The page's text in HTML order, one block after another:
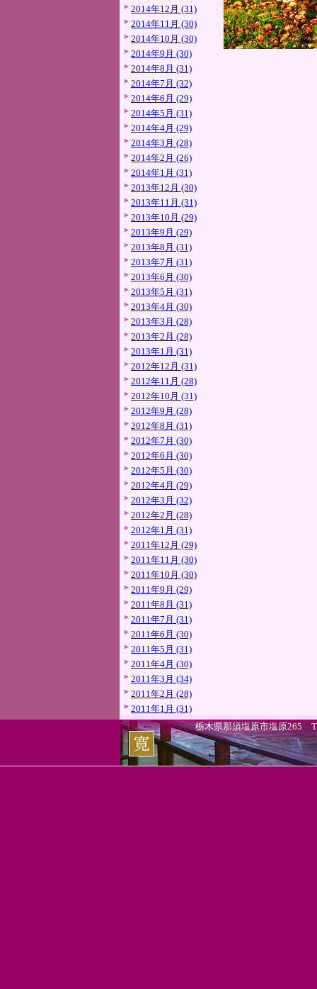
2014年12月 (31)
2014年11月 (30)
2014年10月 (30)
2014年9月 (30)
2014年8月 (31)
2014年7月 (32)
2014年6月 (29)
2014年5月 (31)
2014年4月 (29)
2014年3月 (28)
2014年2月 (26)
2014年1月 (31)
2013年12月 (30)
2013年11月 (31)
2013年10月 (29)
2013年9月 (29)
2013年8月 (31)
2013年7月 (31)
2013年6月 (30)
2013年5月 (31)
2013年4月 (30)
2013年3月 (28)
2013年2月 (28)
2013年1月 (31)
2012年12月 (31)
2012年11月 (28)
2012年10月 (31)
2012年9月 (28)
2012年8月 (31)
2012年7月 (30)
2012年6月 (30)
2012年5月 (30)
2012年4月 (29)
2012年3月 (32)
2012年2月 (28)
2012年1月 (31)
2011年12月 (29)
2011年11月 (30)
2011年10月 (30)
2011年9月 (29)
2011年8月 (31)
2011年7月 (31)
2011年6月 (30)
2011年5月 (31)
2011年4月 (30)
2011年3月 (34)
2011年2月 (28)
2011年1月 (31)
栃木県那須塩原市塩原265